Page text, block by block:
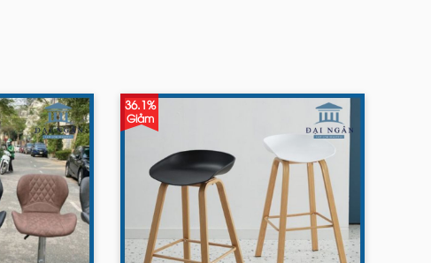
36.1%
Giảm